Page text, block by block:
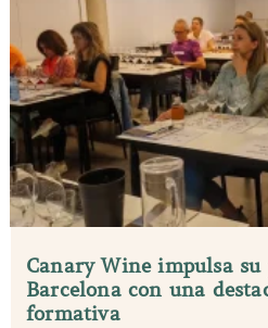
Canary Wine impulsa su
Barcelona con una
formativa